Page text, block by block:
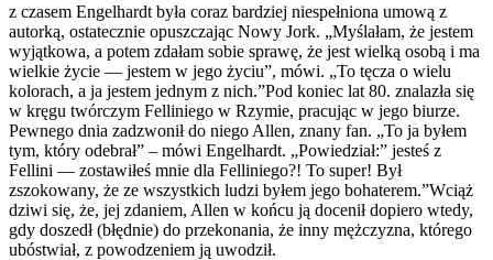
z czasem Engelhardt była coraz bardziej niespełniona umową z
autorką, ostatecznie opuszczając Nowy Jork. „Myślałam, że jestem
wyjątkowa, a potem zdałam sobie sprawę, że jest wielką osobą i ma
wielkie życie — jestem w jego życiu”, mówi. „To tęcza o wielu
kolorach, a ja jestem jednym z nich.”Pod koniec lat 80. znalazła się
w kręgu twórczym Felliniego w Rzymie, pracując w jego biurze.
Pewnego dnia zadzwonił do niego Allen, znany fan. „To ja byłem
tym, który odebrał” – mówi Engelhardt. „Powiedział:” jesteś z
Fellini — zostawiłeś mnie dla Felliniego?! To super! Był
zszokowany, że ze wszystkich ludzi byłem jego bohaterem.”Wciąż
dziwi się, że, jej zdaniem, Allen w końcu ją docenił dopiero wtedy,
gdy doszedł (błędnie) do przekonania, że inny mężczyzna, którego
ubóstwiał, z powodzeniem ją uwodził.